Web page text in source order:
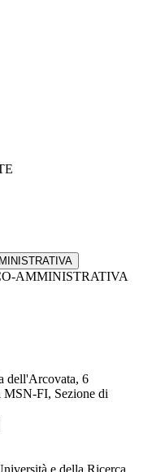
AMMINISTRATIVA
dell'Arcovata, 6
MSN-FI, Sezione di